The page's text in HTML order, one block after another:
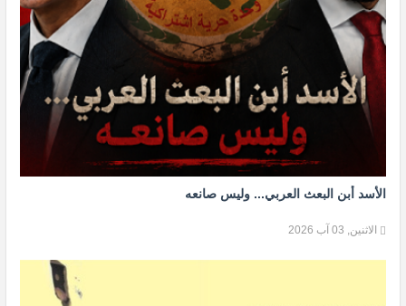
الأسد أبن البعث العربي... وليس صانعه
الاثنين, 03 آب 2026